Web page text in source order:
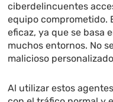
ciberdelincuentes
equipo comprometido.
eficaz, ya que se basa
muchos entornos. No
malicioso
Al utilizar estos